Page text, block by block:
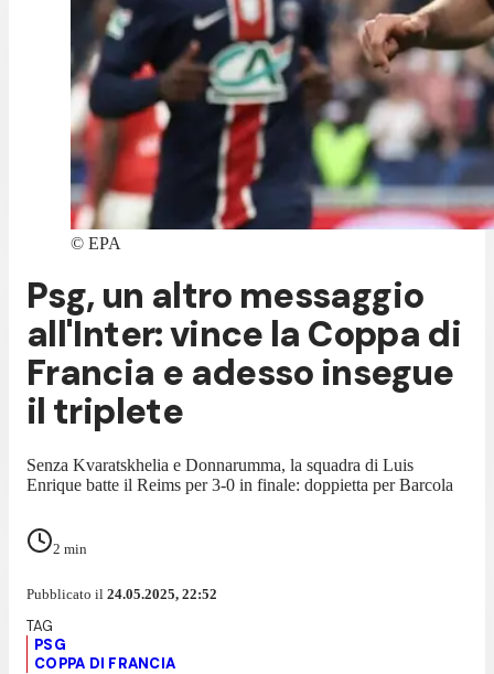
© EPA
Psg, un altro messaggio
all'Inter: vince la Coppa di
Francia e adesso insegue
il triplete
Senza Kvaratskhelia e Donnarumma, la squadra di Luis
Enrique batte il Reims per 3-0 in finale: doppietta per Barcola
2 min
Pubblicato il 24.05.2025, 22:52
PSG
COPPA DI FRANCIA